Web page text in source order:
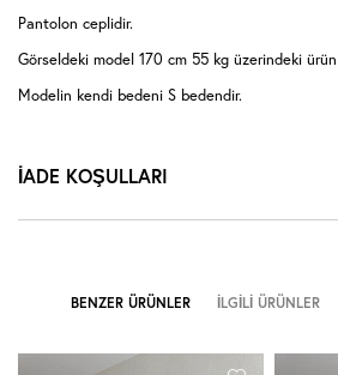
Pantolon ceplidir.
Görseldeki model 170 cm 55 kg üzerindeki
Modelin kendi bedeni S bedendir.
İADE KOŞULLARI
BENZER ÜRÜNLER İLGILI ÜRÜNLER